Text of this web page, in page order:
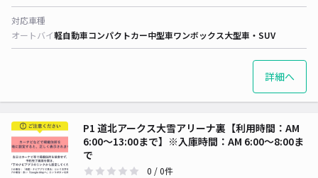
対応車種
オートバイ軽自動車コンパクトカー中型車ワンボックス大型車・SUV
詳細へ
P1 道北アークス大雪アリーナ裏【利用時間：AM
6:00〜13:00まで】※入庫時間：AM 6:00〜8:00ま
で
0 / 0件